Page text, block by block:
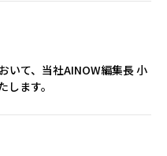
いて、当社AINOW編集長 小
ます。